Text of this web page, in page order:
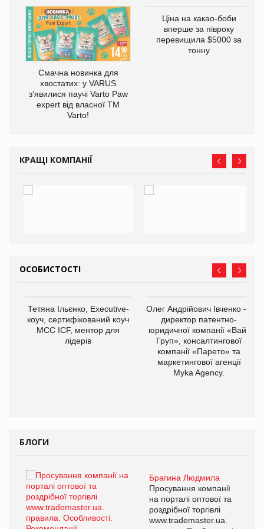
Смачна новинка для
хвостатих: у VARUS
з’явилися паучі Varto Paw
expert від власної ТМ
Varto!
Ціна на какао-боби
вперше за півроку
перевищила $5000 за
тонну
КРАЩІ КОМПАНІЇ
ОСОБИСТОСТІ
Тетяна Ільєнко, Executive-
коуч, сертифікований коуч
МСС ICF, ментор для
лідерів
Олег Андрійович Івченко —
директор патентно-
юридичної компанії «Вайз
Груп», консалтингової
компанії «Парето» та
маркетингової агенції
Myka Agency.
БЛОГИ
Брагина Людмила
Просування компанії
на порталі оптової та
роздрібної торгівлі
www.trademaster.ua.